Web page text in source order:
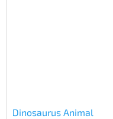
Dinosaurus Animal